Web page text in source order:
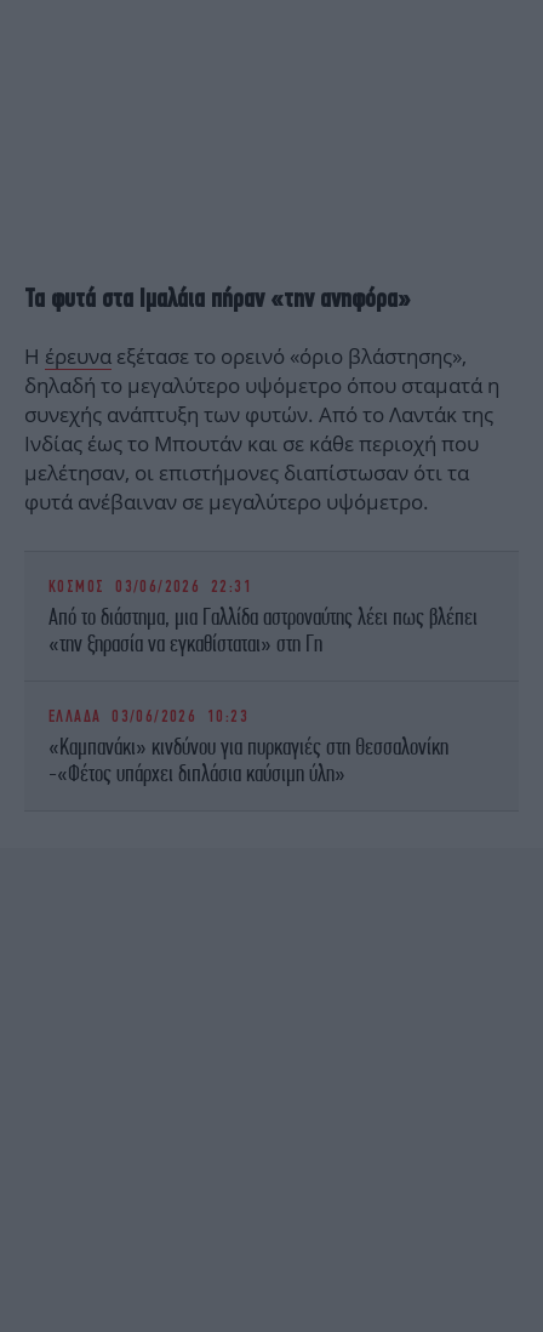
Τα φυτά στα Ιμαλάια πήραν «την ανηφόρα»
Η έρευνα εξέτασε το ορεινό «όριο βλάστησης»,
δηλαδή το μεγαλύτερο υψόμετρο όπου σταματά η
συνεχής ανάπτυξη των φυτών. Από το Λαντάκ της
Ινδίας έως το Μπουτάν και σε κάθε περιοχή που
μελέτησαν, οι επιστήμονες διαπίστωσαν ότι τα
φυτά ανέβαιναν σε μεγαλύτερο υψόμετρο.
ΚΟΣΜΟΣ 03/06/2026 22:31
Από το διάστημα, μια Γαλλίδα αστροναύτης λέει πως βλέπει
«την ξηρασία να εγκαθίσταται» στη Γη
ΕΛΛΑΔΑ 03/06/2026 10:23
«Καμπανάκι» κινδύνου για πυρκαγιές στη Θεσσαλονίκη
-«Φέτος υπάρχει διπλάσια καύσιμη ύλη»